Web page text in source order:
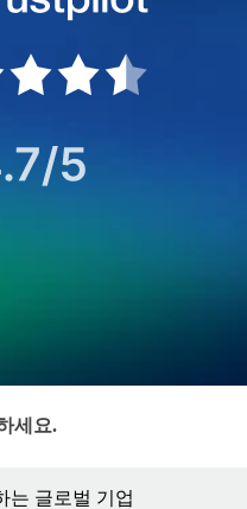
세요.
는 글로벌 기업